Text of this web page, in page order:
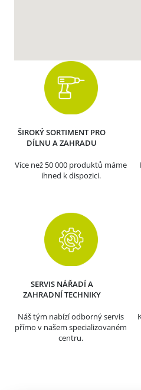
ŠIROKÝ SORTIMENT PRO
DÍLNU A ZAHRADU
Více než 50 000 produktů máme
ihned k dispozici.
SERVIS NÁŘADÍ A
ZAHRADNÍ TECHNIKY
Náš tým nabízí odborný servis
přímo v našem specializovaném
centru.